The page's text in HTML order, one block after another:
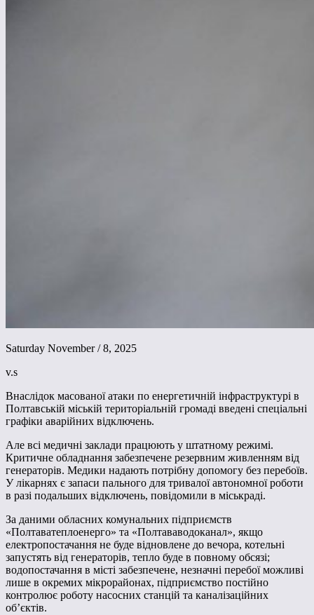
Saturday November / 8, 2025
v.s
Внаслідок масованої атаки по енергетичній інфраструктурі в
Полтавській міській територіальній громаді введені спеціальні
графіки аварійних відключень.
Але всі медичні заклади працюють у штатному режимі.
Критичне обладнання забезпечене резервним живленням від
генераторів. Медики надають потрібну допомогу без перебоїв.
У лікарнях є запаси пального для тривалої автономної роботи
в разі подальших відключень, повідомили в міськраді.
За даними обласних комунальних підприємств
«Полтаватеплоенерго» та «Полтававодоканал», якщо
електропостачання не буде відновлене до вечора, котельні
запустять від генераторів, тепло буде в повному обсязі;
водопостачання в місті забезпечене, незначні перебої можливі
лише в окремих мікрорайонах, підприємство постійно
контролює роботу насосних станцій та каналізаційних
об’єктів.